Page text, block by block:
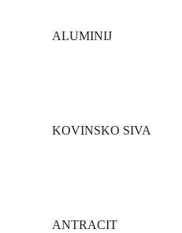
ALUMINIJ
KOVINSKO SIVA
ANTRACIT